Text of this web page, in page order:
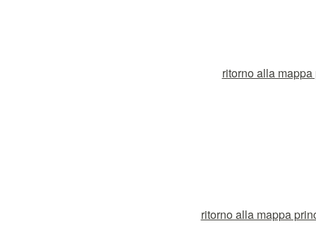
ritorno alla
ritorno alla mappa